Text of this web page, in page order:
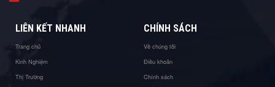
LIÊN KẾT NHANH
Trang chủ
Kinh Nghiệm
Thị Trường
CHÍNH SÁCH
Về chúng tôi
Điều khoản
Chính sách